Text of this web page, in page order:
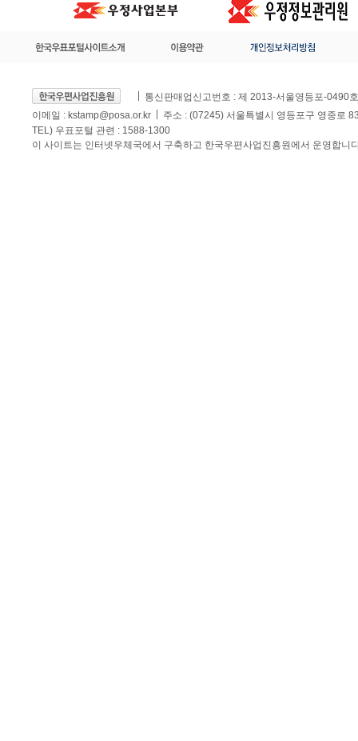
통신판매업신고번호 : 제 2013-서울영등포-0490호
이메일 : kstamp@posa.or.kr
주소 : (07245) 서울특별시 영등포구 영중로
TEL) 우표포털 관련 : 1588-1300
이 사이트는 인터넷우체국에서 구축하고 한국우편사업진흥원에서 운영합니